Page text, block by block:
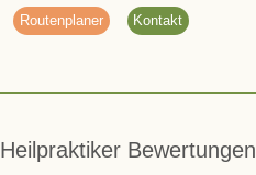
Routenplaner Kontakt
Heilpraktiker Bewertungen